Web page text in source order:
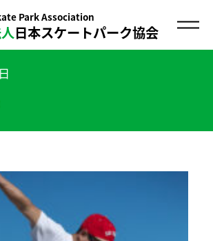
Park Association
日本スケートパーク協会